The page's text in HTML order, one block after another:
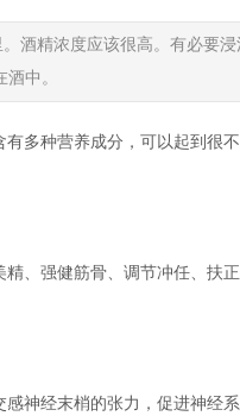
酒精浓度应该很高。有必要
中。
多种营养成分，可以起到很
、强健筋骨、调节冲任、扶
神经末梢的张力，促进神经